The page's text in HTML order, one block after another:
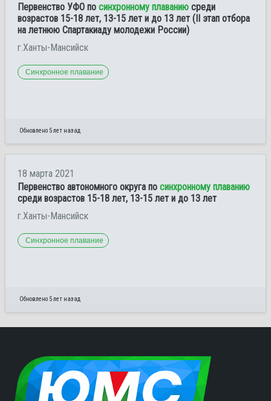
Первенство УФО по синхронному плаванию среди
возрастов 15-18 лет, 13-15 лет и до 13 лет (II этап отбора
на летнюю Спартакиаду молодежи России)
г.Ханты-Мансийск
Синхронное плавание
Обновлено 5 лет назад
18 марта 2021
Первенство автономного округа по синхронному плаванию
среди возрастов 15-18 лет, 13-15 лет и до 13 лет
г.Ханты-Мансийск
Синхронное плавание
Обновлено 5 лет назад